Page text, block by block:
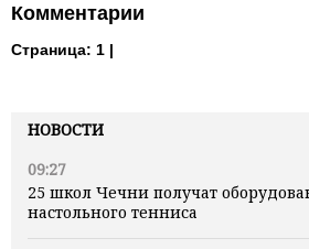
НОВОСТИ
09:27
25 школ Чечни получат
настольного тенниса
Комментарии
Страница: 1 |